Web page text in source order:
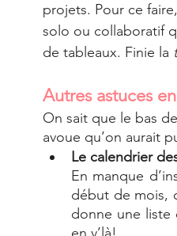
projets. Pour ce
solo ou collaboratif
de tableaux. Finie la
Autres astuces
On sait que le bas
avoue qu’on aurait
Le calendrier
En manque
début de mois,
donne une liste